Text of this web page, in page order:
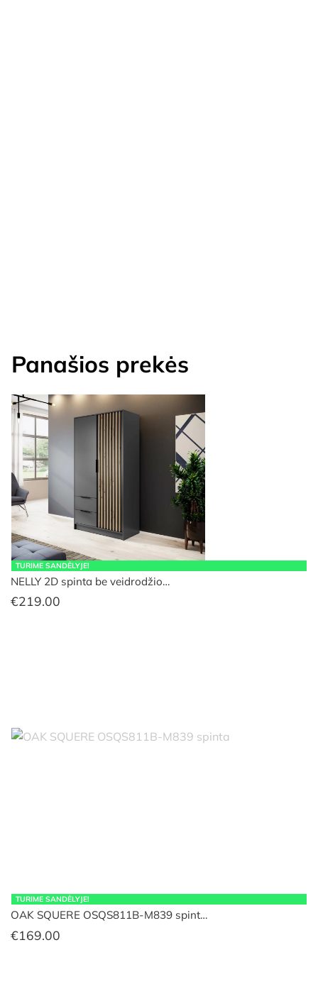
Panašios prekės
TURIME SANDĖLYJE!
NELLY 2D spinta be veidrodžio…
€219.00
TURIME SANDĖLYJE!
OAK SQUERE OSQS811B-M839 spint…
€169.00